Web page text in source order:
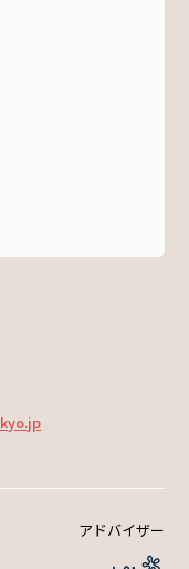
アドバイザー